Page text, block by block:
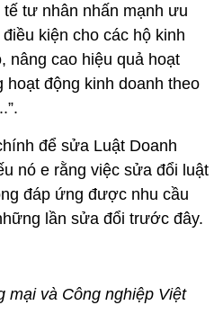
tư nhân nhấn mạnh ưu
kiện cho các hộ kinh
nâng cao hiệu quả hoạt
động kinh doanh theo
để sửa Luật Doanh
nó e rằng việc sửa đổi luật
đáp ứng được nhu cầu
lần sửa đổi trước đây.
mại và Công nghiệp Việt